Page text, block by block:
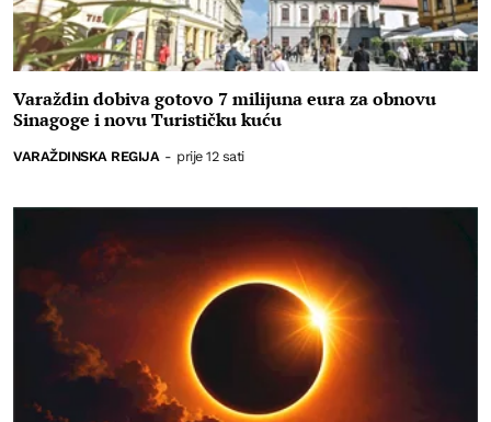
Varaždin dobiva gotovo 7 milijuna eura za obnovu
Sinagoge i novu Turističku kuću
VARAŽDINSKA REGIJA - prije 12 sati